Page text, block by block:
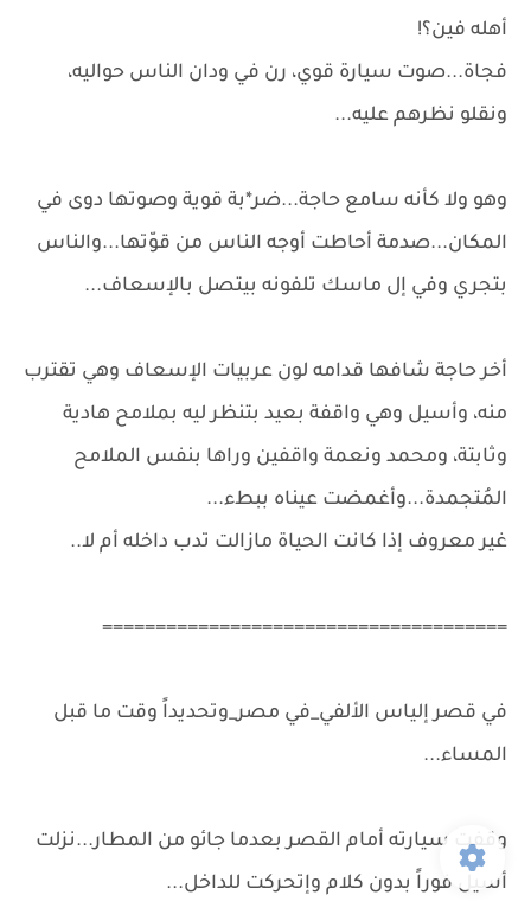
أهله فين؟!
فجاة...صوت سيارة قوي، رن في ودان الناس حواليه،
ونقلو نظرهم عليه...
وهو ولا كأنه سامع حاجة...ضر*بة قوية وصوتها دوى في
المكان...صدمة أحاطت أوجه الناس من قوّتها...والناس
بتجري وفي إل ماسك تلفونه بيتصل بالإسعاف...
أخر حاجة شافها قدامه لون عربيات الإسعاف وهي تقترب
منه، وأسيل وهي واقفة بعيد بتنظر ليه بملامح هادية
وثابتة، ومحمد ونعمة واقفين وراها بنفس الملامح
المُتجمدة...وأغمضت عيناه ببطء...
غير معروف إذا كانت الحياة مازالت تدب داخله أم لا..
======================================
في قصر إلياس الألفي_في مصر_وتحديداً وقت ما قبل
المساء...
وقفت سيارته أمام القصر بعدما جائو من المطار...نزلت
أسيل فوراً بدون كلام وإتحركت للداخل...